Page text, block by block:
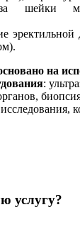
шейки
на
:
услугу?